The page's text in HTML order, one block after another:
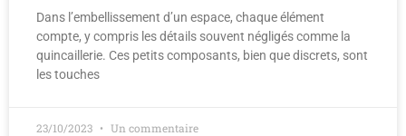
Dans l’embellissement d’un espace, chaque élément
compte, y compris les détails souvent négligés comme la
quincaillerie. Ces petits composants, bien que discrets, sont
les touches
23/10/2023 Un commentaire